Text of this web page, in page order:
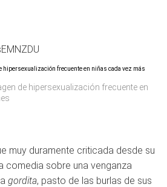
de hipersexualización frecuente en
muy duramente criticada desde su
comedia sobre una venganza
gordita, pasto de las burlas de sus